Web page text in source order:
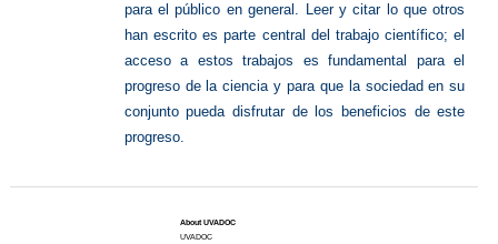
para el público en general. Leer y citar lo que otros
han escrito es parte central del trabajo científico; el
acceso a estos trabajos es fundamental para el
progreso de la ciencia y para que la sociedad en su
conjunto pueda disfrutar de los beneficios de este
progreso.
About UVADOC
UVADOC